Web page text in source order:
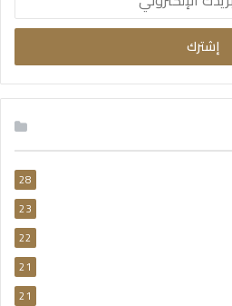
28
23
22
21
21